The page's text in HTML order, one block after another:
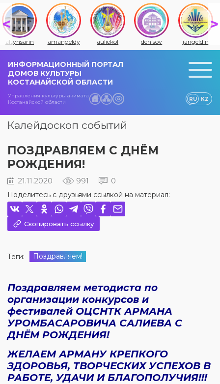
altynsarin amangeldy auliekol denisov jangeldin
ИНФОРМАЦИОННЫЙ ПОРТАЛ
ДОМОВ КУЛЬТУРЫ
КОСТАНАЙСКОЙ ОБЛАСТИ
Управления культуры акимата
Костанайской области
RU KZ
Калейдоскоп событий
ПОЗДРАВЛЯЕМ С ДНЁМ
РОЖДЕНИЯ!
21.11.2020 991 0
Поделитесь с друзьями ссылкой на материал:
Скопировать ссылку
Теги: Поздравляем!
Поздравляем методиста по
организации конкурсов и
фестивалей ОЦСНТК АРМАНА
УРОМБАСАРОВИЧА САЛИЕВА С
ДНЁМ РОЖДЕНИЯ!
ЖЕЛАЕМ АРМАНУ КРЕПКОГО
ЗДОРОВЬЯ, ТВОРЧЕСКИХ УСПЕХОВ В
РАБОТЕ, УДАЧИ И БЛАГОПОЛУЧИЯ!!!